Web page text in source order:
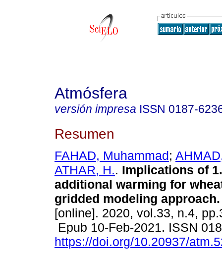
Atmósfera
versión impresa ISSN 0187-
Resumen
FAHAD, Muhammad;
ATHAR, H.. Implications of
additional warming for
gridded modeling approach.
[online]. 2020, vol.33, n.4,
Epub 10-Feb-2021. ISSN
https://doi.org/10.20937/